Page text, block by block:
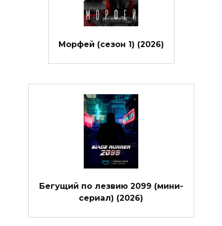
Морфей (сезон 1) (2026)
Бегущий по лезвию 2099 (мини-
сериал) (2026)